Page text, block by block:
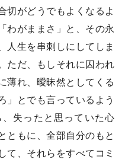
切がどうでもよくなるよ
わがままさ」と、その永
人生を串刺しにしてしま
ただ、もしそれに囚われ
薄れ、曖昧然としてくる
」とでも言っているよう
失ったと思っていた心
ともに、全部自分のもと
て、それらをすべてコミ